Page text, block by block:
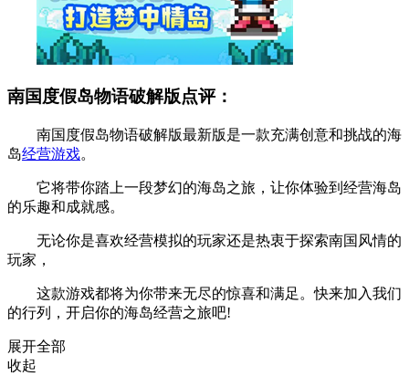
南国度假岛物语破解版点评：
南国度假岛物语破解版最新版是一款充满创意和挑战的海
岛经营游戏。
它将带你踏上一段梦幻的海岛之旅，让你体验到经营海岛
的乐趣和成就感。
无论你是喜欢经营模拟的玩家还是热衷于探索南国风情的
玩家，
这款游戏都将为你带来无尽的惊喜和满足。快来加入我们
的行列，开启你的海岛经营之旅吧!
展开全部
收起